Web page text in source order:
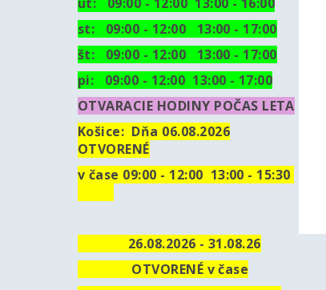
st: 09:00 - 12:00 13:00 - 17:00
št: 09:00 - 12:00 13:00 - 17:00
pi: 09:00 - 12:00 13:00 - 17:00
OTVARACIE HODINY POČAS LETA
Košice: Dňa 06.08.2026
OTVORENÉ
v čase 09:00 - 12:00 13:00 - 15:30
26.08.2026 - 31.08.26
OTVORENÉ v čase